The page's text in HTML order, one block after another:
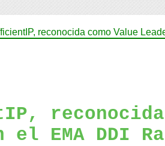
reconocida como Value
reconocida
el EMA DDI